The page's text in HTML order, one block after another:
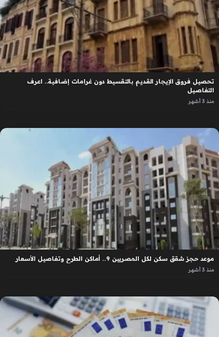
تحصيل فروق الإيجار القديم بالتقسيط دون غرامات إضافية.. اعرف
التفاصيل
منذ 3 أشهر
موعد حجز شقق سكن لكل المصريين 9.. أماكن الطرح وتفاصيل الأسعار
منذ 3 أشهر